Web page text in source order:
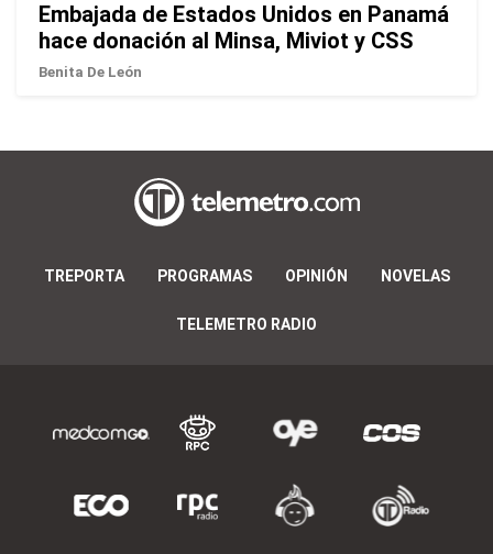
Embajada de Estados Unidos en Panamá
hace donación al Minsa, Miviot y CSS
Benita De León
TREPORTA PROGRAMAS OPINIÓN NOVELAS
TELEMETRO RADIO